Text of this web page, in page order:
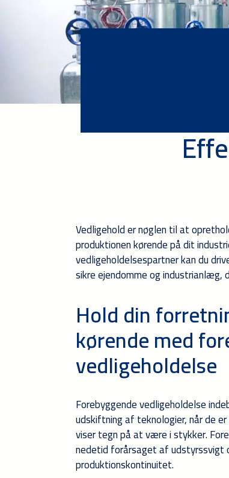
Vedligehold er nøglen til at
produktionen kørende på dit
vedligeholdelsespartner kan du
sikre ejendomme og
Hold din
kørende med
vedligeholdelse
Forebyggende vedligeholdelse
udskiftning af teknologier, når de
viser tegn på at være i stykker.
nedetid forårsaget af udstyrssvigt
produktionskontinuitet.